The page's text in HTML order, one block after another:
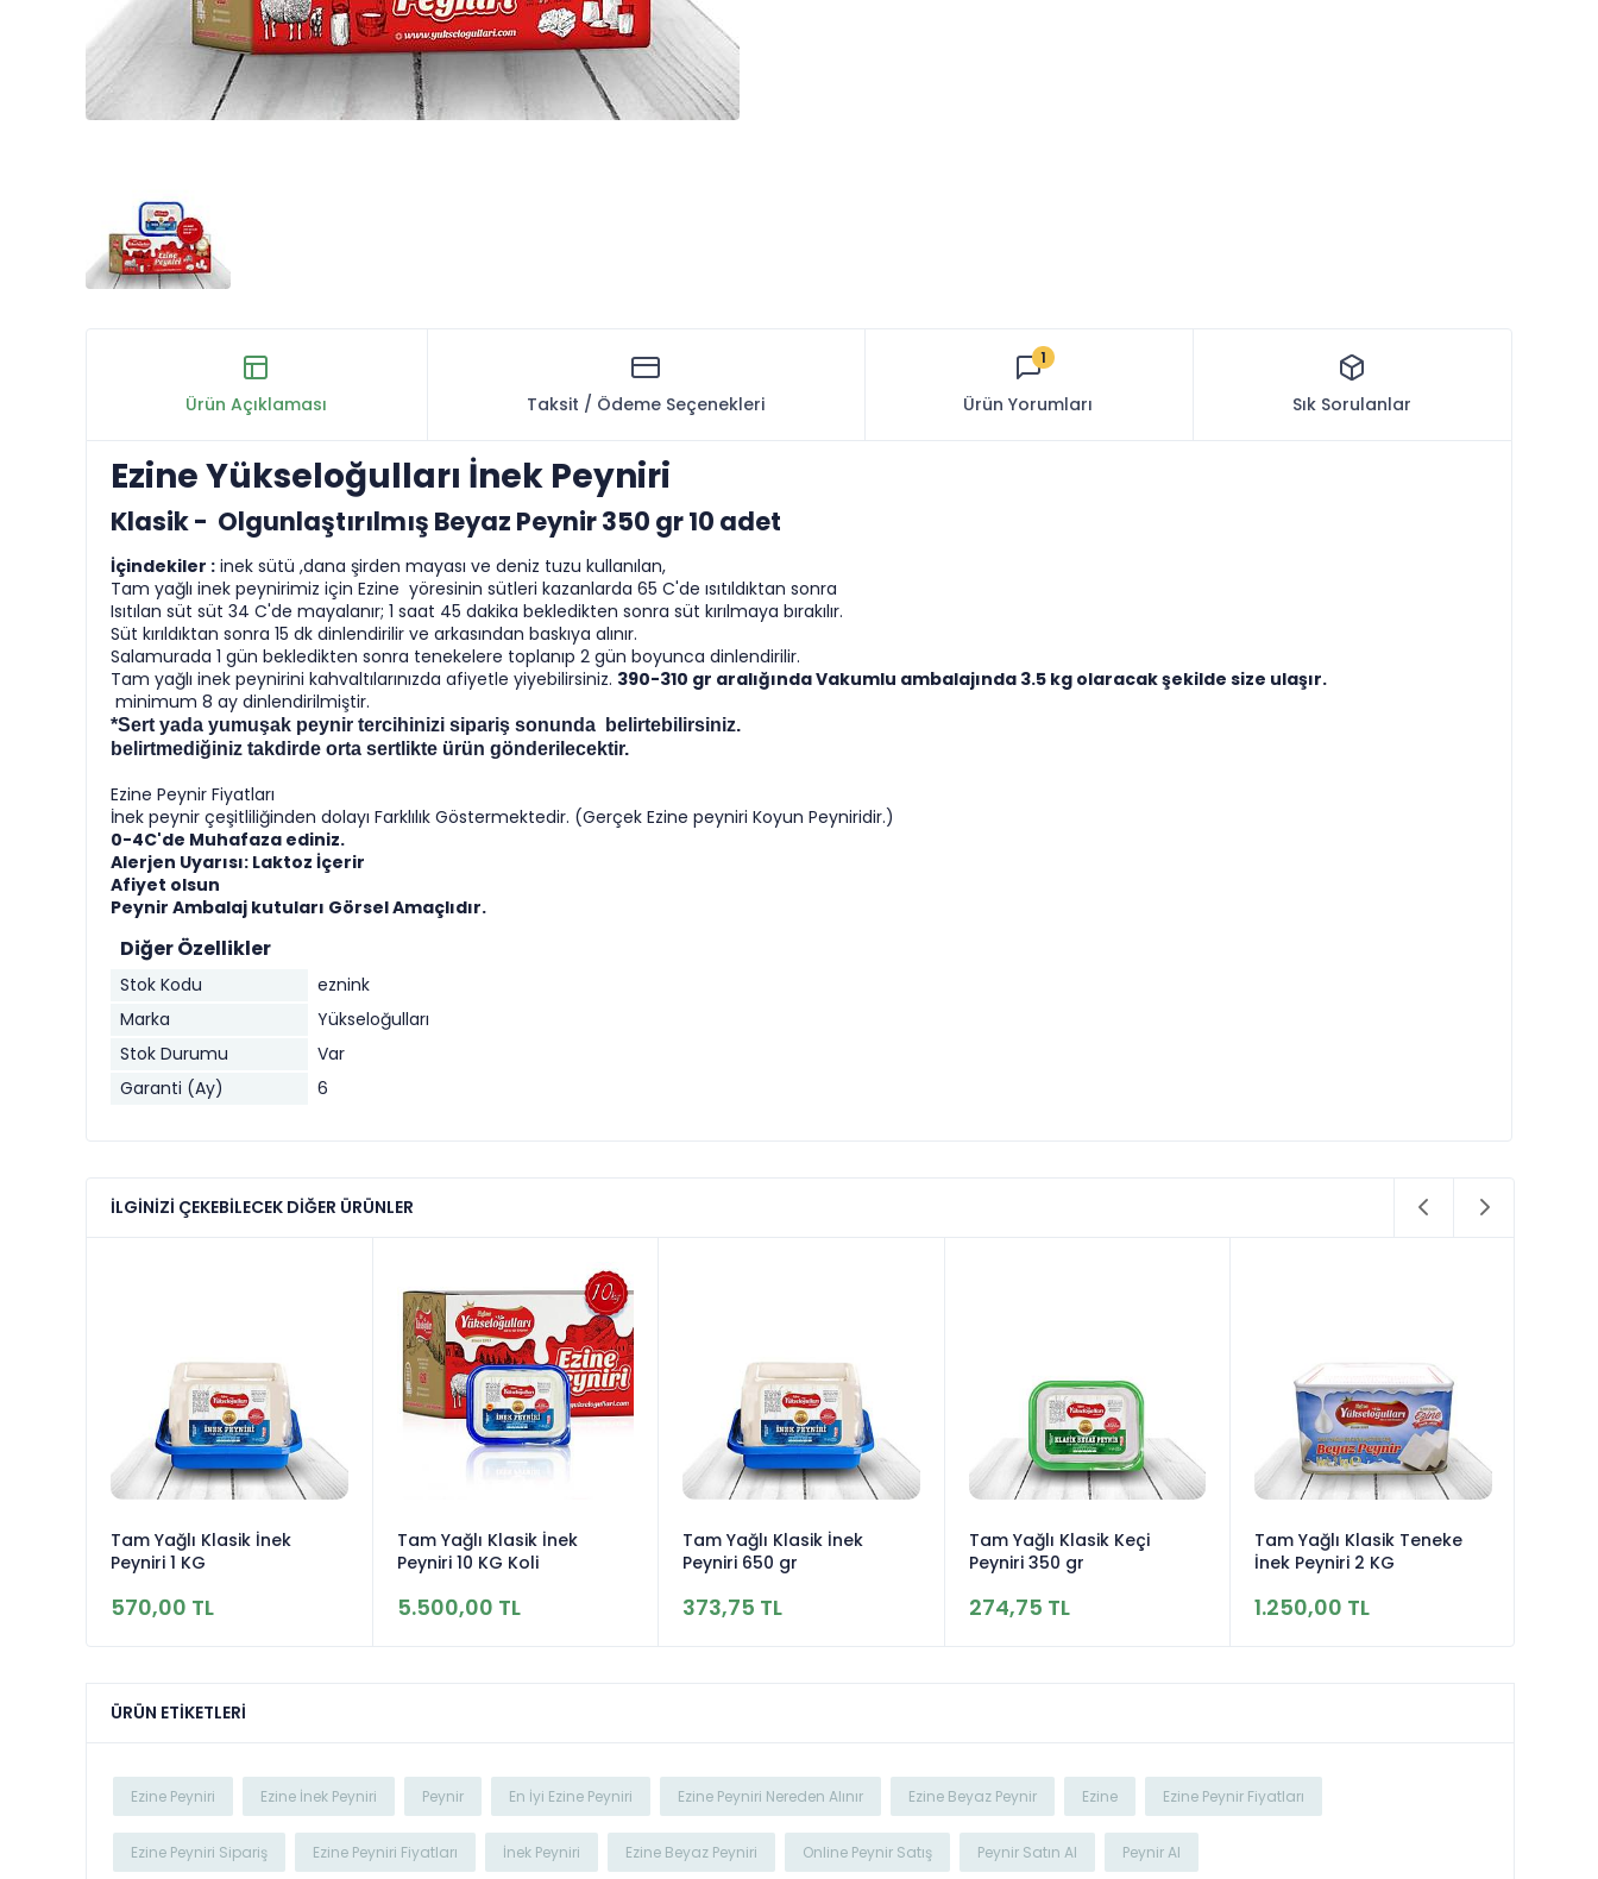
Ürün Açıklaması Taksit / Ödeme Seçenekleri Ürün Yorumları
1
Sık Sorulanlar
Ezine Yükseloğulları İnek Peyniri
Klasik - Olgunlaştırılmış Beyaz Peynir 350 gr 10 adet
İçindekiler : inek sütü ,dana şirden mayası ve deniz tuzu kullanılan,
Tam yağlı inek peynirimiz için Ezine yöresinin sütleri kazanlarda 65 C'de ısıtıldıktan sonra
Isıtılan süt süt 34 C'de mayalanır; 1 saat 45 dakika bekledikten sonra süt kırılmaya bırakılır.
Süt kırıldıktan sonra 15 dk dinlendirilir ve arkasından baskıya alınır.
Salamurada 1 gün bekledikten sonra tenekelere toplanıp 2 gün boyunca dinlendirilir.
Tam yağlı inek peynirini kahvaltılarınızda afiyetle yiyebilirsiniz. 390-310 gr aralığında Vakumlu ambalajında 3.5 kg olaracak şekilde size ulaşır.
minimum 8 ay dinlendirilmiştir.
*Sert yada yumuşak peynir tercihinizi sipariş sonunda belirtebilirsiniz.
belirtmediğiniz takdirde orta sertlikte ürün gönderilecektir.
Ezine Peynir Fiyatları
İnek peynir çeşitliliğinden dolayı Farklılık Göstermektedir. (Gerçek Ezine peyniri Koyun Peyniridir.)
0-4C'de Muhafaza ediniz.
Alerjen Uyarısı: Laktoz İçerir
Afiyet olsun
Peynir Ambalaj kutuları Görsel Amaçlıdır.
Diğer Özellikler
Stok Kodu
eznink
Marka
Yükseloğulları
Stok Durumu
Var
Garanti (Ay)
6
İLGINIZI ÇEKEBILECEK DIĞER ÜRÜNLER
Tam Yağlı Klasik İnek
Peyniri 1 KG
570,00 TL
Tam Yağlı Klasik İnek
Peyniri 10 KG Koli
5.500,00 TL
Tam Yağlı Klasik İnek
Peyniri 650 gr
373,75 TL
Tam Yağlı Klasik Keçi
Peyniri 350 gr
274,75 TL
Tam Yağlı Klasik Teneke
İnek Peyniri 2 KG
1.250,00 TL
ÜRÜN ETIKETLERI
Ezine Peyniri Ezine İnek Peyniri Peynir En İyi Ezine Peyniri Ezine Peyniri Nereden Alınır Ezine Beyaz Peynir Ezine Ezine Peynir Fiyatları
Ezine Peyniri Sipariş Ezine Peyniri Fiyatları İnek Peyniri Ezine Beyaz Peyniri Online Peynir Satış Peynir Satın Al Peynir Al